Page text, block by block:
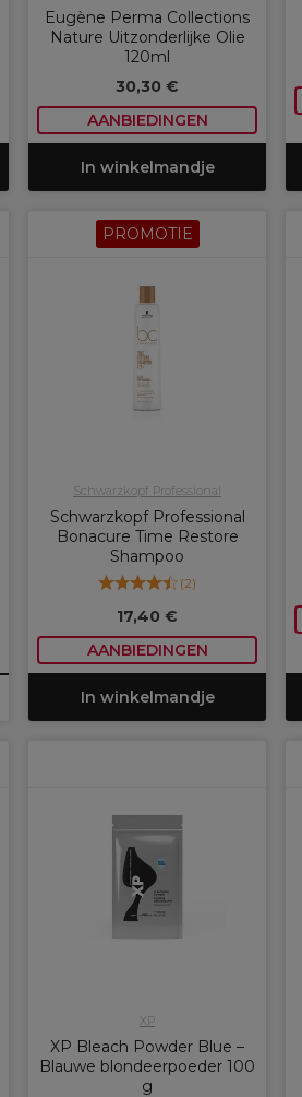
Eugène Perma Collections
Nature Uitzonderlijke Olie
120ml
30,30 €
AANBIEDINGEN
In winkelmandje
PROMOTIE
Schwarzkopf Professional
Schwarzkopf Professional
Bonacure Time Restore
Shampoo
(2)
17,40 €
AANBIEDINGEN
In winkelmandje
XP
XP Bleach Powder Blue –
Blauwe blondeerpoeder 100
g